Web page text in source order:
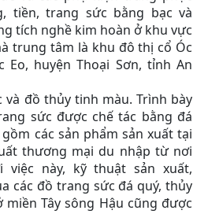
tiền, trang sức bằng bạc và
tích nghề kim hoàn ở khu vực
trung tâm là khu đô thị cổ Óc
Eo, huyện Thoại Sơn, tỉnh An
đồ thủy tinh màu. Trình bày
sức được chế tác bằng đá
các sản phẩm sản xuất tại
thương mại du nhập từ nơi
việc này, kỹ thuật sản xuất,
các đồ trang sức đá quý, thủy
Tây sông Hậu cũng được